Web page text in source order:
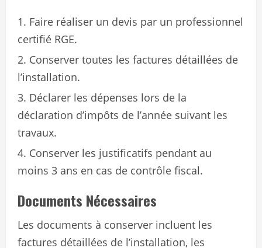
Faire réaliser un devis par un professionnel
certifié RGE.
Conserver toutes les factures détaillées de
l’installation.
Déclarer les dépenses lors de la
déclaration d’impôts de l’année suivant les
travaux.
Conserver les justificatifs pendant au
moins 3 ans en cas de contrôle fiscal.
Documents Nécessaires
Les documents à conserver incluent les
factures détaillées de l’installation, les